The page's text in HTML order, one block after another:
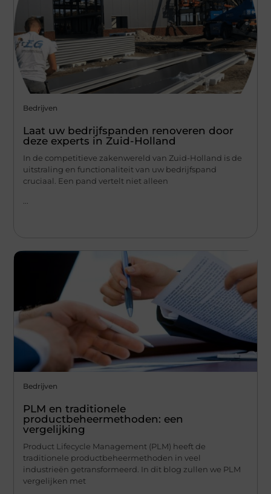
Bedrijven
Laat uw bedrijfspanden renoveren door
deze experts in Zuid-Holland
In de competitieve zakenwereld van Zuid-Holland is de
uitstraling en functionaliteit van uw bedrijfspand
cruciaal. Een pand vertelt niet alleen
Bedrijven
PLM en traditionele
productbeheermethoden: een
vergelijking
Product Lifecycle Management (PLM) heeft de
traditionele productbeheermethoden in veel
industrieën getransformeerd. In dit blog zullen we PLM
vergelijken met